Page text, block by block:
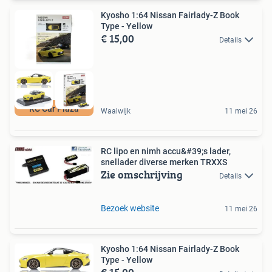
RC Car Plaza
Kyosho 1:64 Nissan Fairlady-Z Book
Type - Yellow
€ 15,00 Details
Waalwijk 11 mei 26
RC lipo en nimh accu&#39;s lader,
snellader diverse merken TRXXS
Zie omschrijving Details
Bezoek website 11 mei 26
Kyosho 1:64 Nissan Fairlady-Z Book
Type - Yellow